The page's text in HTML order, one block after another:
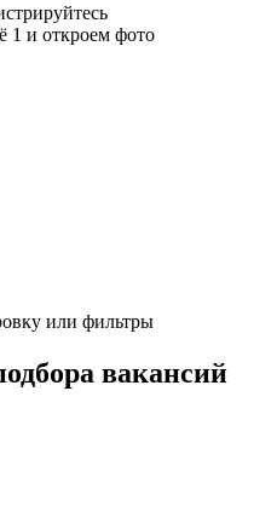
1 и откроем фото
или фильтры
вакансий